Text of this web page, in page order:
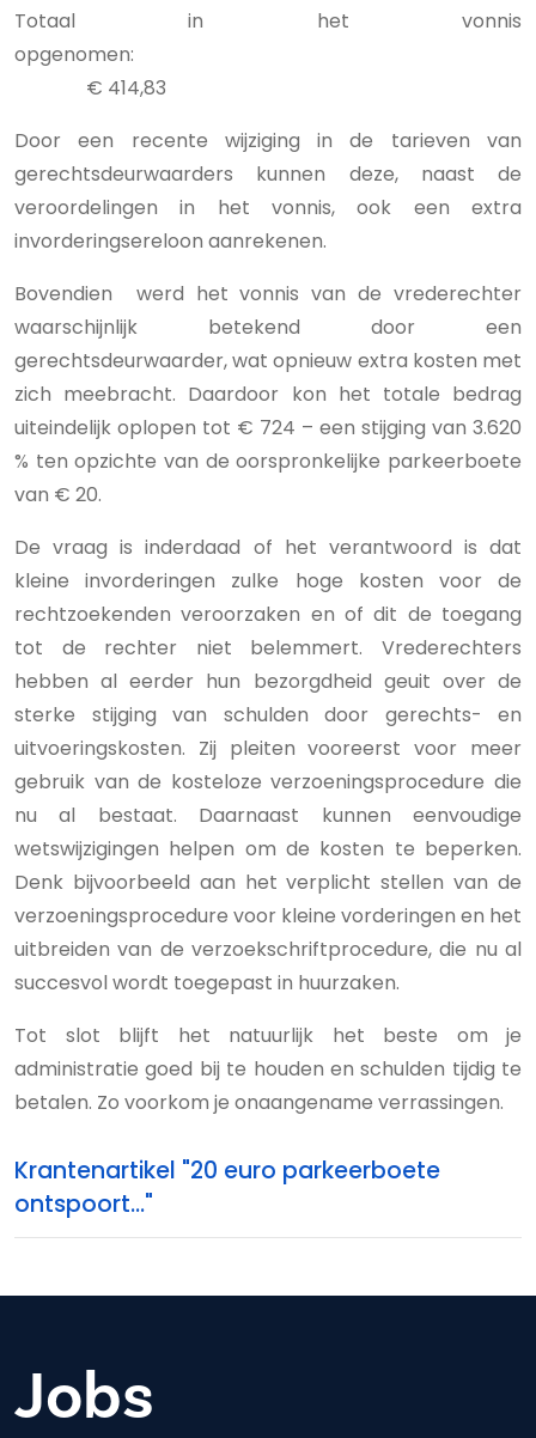
Totaal in het vonnis
opgenomen:
€ 414,83
Door een recente wijziging in de tarieven van
gerechtsdeurwaarders kunnen deze, naast de
veroordelingen in het vonnis, ook een extra
invorderingsereloon aanrekenen.
Bovendien werd het vonnis van de vrederechter
waarschijnlijk betekend door een
gerechtsdeurwaarder, wat opnieuw extra kosten met
zich meebracht. Daardoor kon het totale bedrag
uiteindelijk oplopen tot € 724 – een stijging van 3.620
% ten opzichte van de oorspronkelijke parkeerboete
van € 20.
De vraag is inderdaad of het verantwoord is dat
kleine invorderingen zulke hoge kosten voor de
rechtzoekenden veroorzaken en of dit de toegang
tot de rechter niet belemmert. Vrederechters
hebben al eerder hun bezorgdheid geuit over de
sterke stijging van schulden door gerechts- en
uitvoeringskosten. Zij pleiten vooreerst voor meer
gebruik van de kosteloze verzoeningsprocedure die
nu al bestaat. Daarnaast kunnen eenvoudige
wetswijzigingen helpen om de kosten te beperken.
Denk bijvoorbeeld aan het verplicht stellen van de
verzoeningsprocedure voor kleine vorderingen en het
uitbreiden van de verzoekschriftprocedure, die nu al
succesvol wordt toegepast in huurzaken.
Tot slot blijft het natuurlijk het beste om je
administratie goed bij te houden en schulden tijdig te
betalen. Zo voorkom je onaangename verrassingen.
Krantenartikel "20 euro parkeerboete
ontspoort..."
Jobs